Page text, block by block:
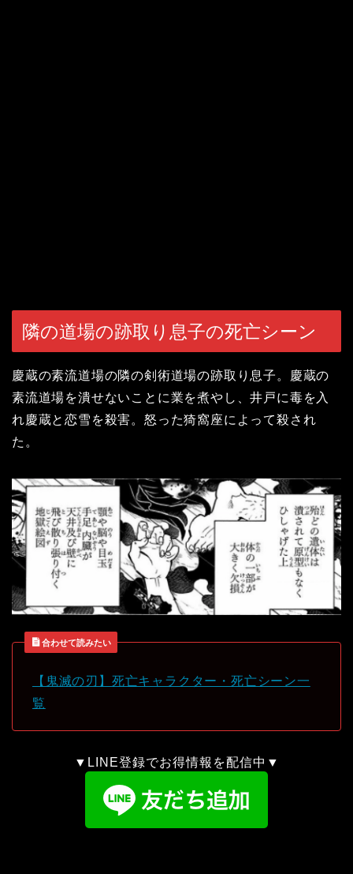
隣の道場の跡取り息子の死亡シーン
慶蔵の素流道場の隣の剣術道場の跡取り息子。慶蔵の
素流道場を潰せないことに業を煮やし、井戸に毒を入
れ慶蔵と恋雪を殺害。怒った猗窩座によって殺され
た。
合わせて読みたい
【鬼滅の刃】死亡キャラクター・死亡シーン一
覧
▼LINE登録でお得情報を配信中▼